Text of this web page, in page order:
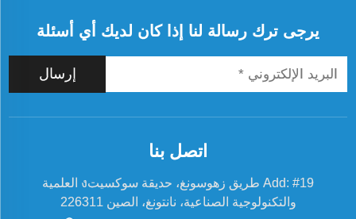
يرجى ترك رسالة لنا إذا كان لديك أي أسئلة
إرسال
اتصل بنا
Add: #19 طريق زهوسونغ، حديقة سوكسيتง العلمية
والتكنولوجية الصناعية، نانتونغ، الصين 226311